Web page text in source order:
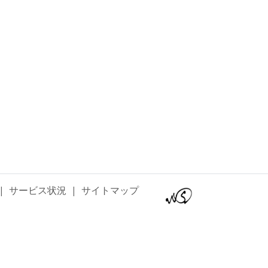
サービス状況 | サイトマップ